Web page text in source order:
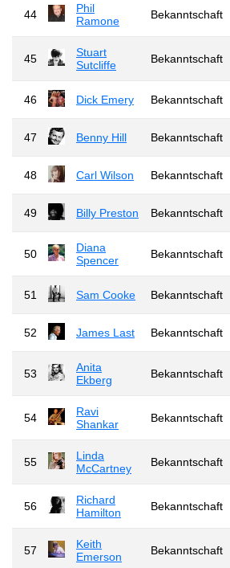
44
Phil
Ramone
Bekanntschaft
45
Stuart
Sutcliffe
Bekanntschaft
46 Dick Emery Bekanntschaft
47 Benny Hill Bekanntschaft
48 Carl Wilson Bekanntschaft
49 Billy Preston Bekanntschaft
50
Diana
Spencer
Bekanntschaft
51 Sam Cooke Bekanntschaft
52 James Last Bekanntschaft
53
Anita
Ekberg
Bekanntschaft
54
Ravi
Shankar
Bekanntschaft
55
Linda
McCartney
Bekanntschaft
56
Richard
Hamilton
Bekanntschaft
57
Keith
Emerson
Bekanntschaft